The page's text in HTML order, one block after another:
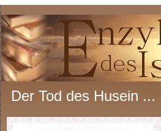
Der Tod des Husein ...